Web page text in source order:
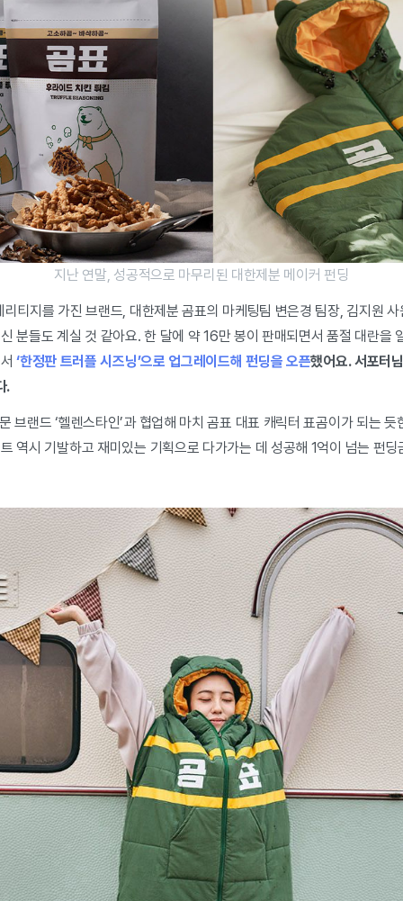
지난 연말, 성공적으로 마무리된 대한제분 메이커 펀딩
티지를 가진 브랜드, 대한제분 곰표의 마케팅팀 변은경 팀장, 김지원
분들도 계실 것 같아요.한 달에 약 16만 봉이 판매되면서 품절 대란을
‘한정판 트러플 시즈닝’으로 업그레이드해 펀딩을 오픈했어요.서포터
.
브랜드 ‘헬렌스타인’과 협업해 마치 곰표 대표 캐릭터 표곰이가 되는 듯
역시 기발하고 재미있는 기획으로 다가가는 데 성공해 1억이 넘는 펀